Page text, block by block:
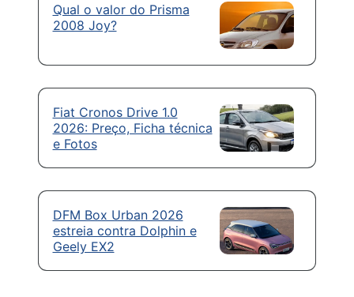
Qual o valor do Prisma
2008 Joy?
Fiat Cronos Drive 1.0
2026: Preço, Ficha técnica
e Fotos
DFM Box Urban 2026
estreia contra Dolphin e
Geely EX2